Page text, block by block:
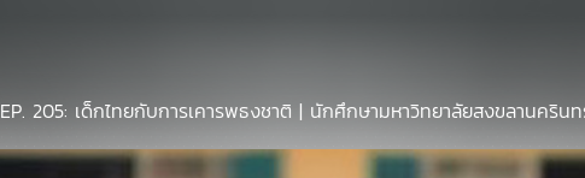
EP. 205: เด็กไทยกับการเคารพธงชาติ | นักศึกษามหาวิทยาลัยสงขลานคริน